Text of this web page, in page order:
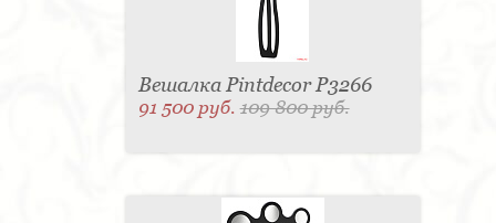
Вешалка Pintdecor P3266
91 500 руб.109 800 руб.